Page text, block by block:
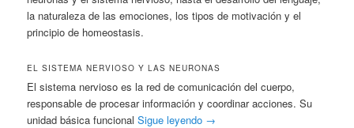
la naturaleza de las emociones, los tipos de motivación y el
principio de homeostasis.
EL SISTEMA NERVIOSO Y LAS NEURONAS
El sistema nervioso es la red de comunicación del cuerpo,
responsable de procesar información y coordinar acciones. Su
unidad básica funcionalSigue leyendo →